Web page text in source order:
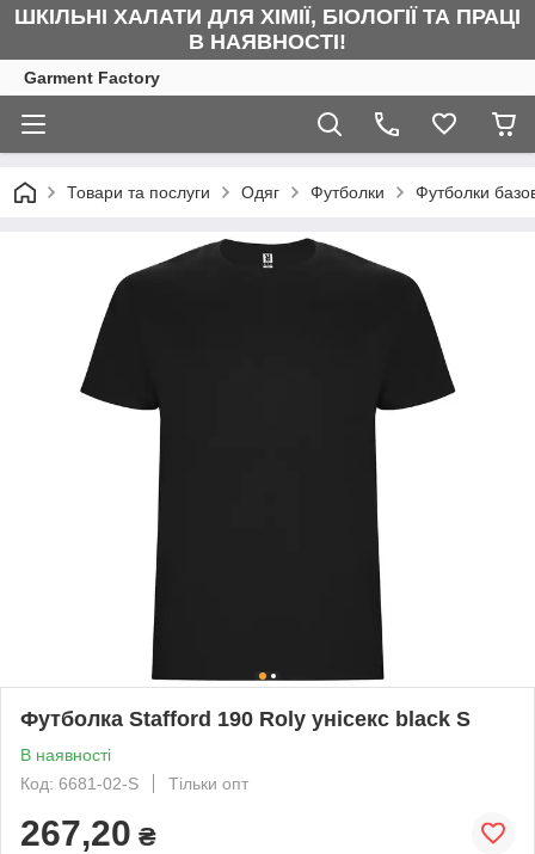
ШКІЛЬНІ ХАЛАТИ ДЛЯ ХІМІЇ, БІОЛОГІЇ ТА ПРАЦІ
В НАЯВНОСТІ!
Garment Factory
Товари та послуги Одяг Футболки Футболки
Футболка Stafford 190 Roly унісекс black S
В наявності
Код: 6681-02-S
Тільки опт
267,20 ₴